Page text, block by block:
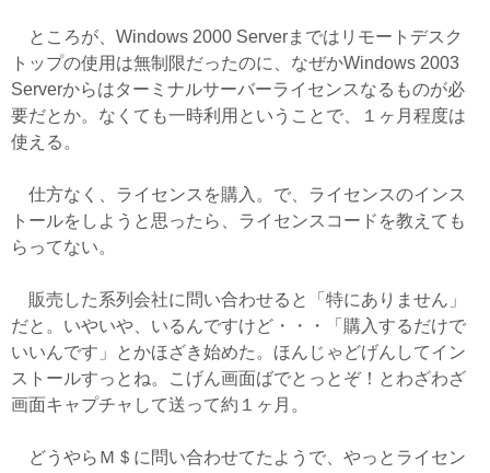
ところが、Windows 2000 Serverまではリモートデスク
トップの使用は無制限だったのに、なぜかWindows 2003
Serverからはターミナルサーバーライセンスなるものが必
要だとか。なくても一時利用ということで、１ヶ月程度は
使える。
仕方なく、ライセンスを購入。で、ライセンスのインス
トールをしようと思ったら、ライセンスコードを教えても
らってない。
販売した系列会社に問い合わせると「特にありません」
だと。いやいや、いるんですけど・・・「購入するだけで
いいんです」とかほざき始めた。ほんじゃどげんしてイン
ストールすっとね。こげん画面ばでとっとぞ！とわざわざ
画面キャプチャして送って約１ヶ月。
どうやらＭ＄に問い合わせてたようで、やっとライセン